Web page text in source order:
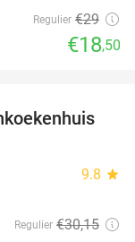
Regulier €29
€18,50
42%
9.8 star
Regulier €30,15